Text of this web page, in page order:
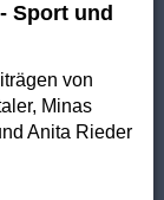
Sport und
von
Minas
Anita Rieder